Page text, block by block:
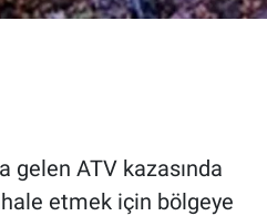
gelen ATV kazasında
etmek için bölgeye